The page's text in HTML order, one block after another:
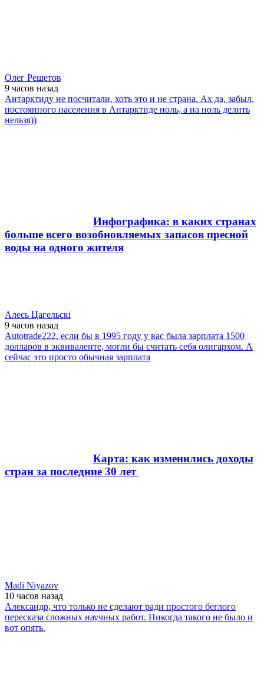
Олег Решетов
9 часов назад
Антарктиду не посчитали, хоть это и не страна. Ах да, забыл,
постоянного населения в Антарктиде ноль, а на ноль делить
нельзя))
Инфографика: в каких странах
больше всего возобновляемых запасов пресной
воды на одного жителя
Алесь Цагельскi
9 часов назад
Autotrade222, если бы в 1995 году у вас была зарплата 1500
долларов в эквиваленте, могли бы считать себя олигархом. А
сейчас это просто обычная зарплата
Карта: как изменились доходы
стран за последние 30 лет
Madi Niyazov
10 часов назад
Александр, что только не сделают ради простого беглого
пересказа сложных научных работ. Никогда такого не было и
вот опять.